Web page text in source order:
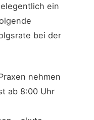
ein
bei der
nehmen
ab 8:00 Uhr